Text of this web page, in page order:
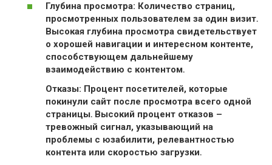
Глубина просмотра: Количество страниц,
просмотренных пользователем за один визит․
Высокая глубина просмотра свидетельствует
о хорошей навигации и интересном контенте,
способствующем дальнейшему
взаимодействию с контентом․
Отказы: Процент посетителей, которые
покинули сайт после просмотра всего одной
страницы․ Высокий процент отказов –
тревожный сигнал, указывающий на
проблемы с юзабилити, релевантностью
контента или скоростью загрузки․